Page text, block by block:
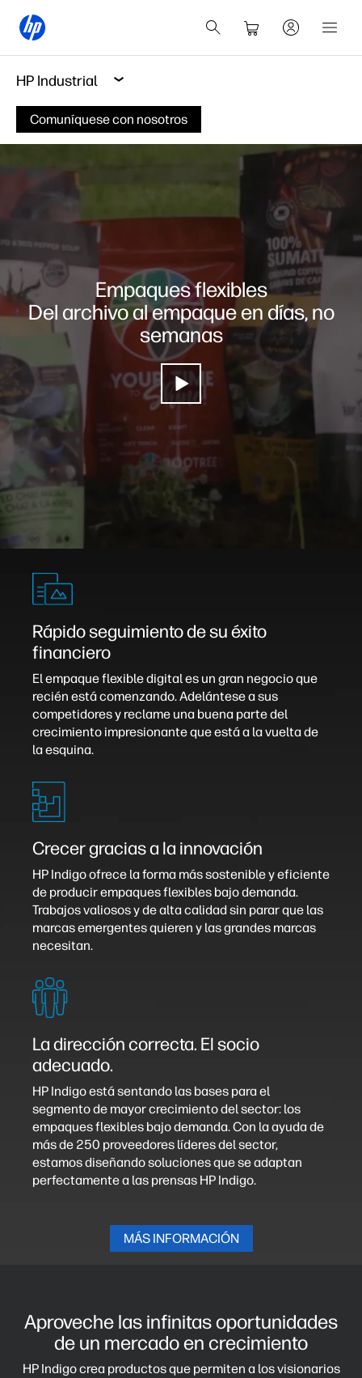
HP Industrial
Comuníquese con nosotros
Empaques flexibles
Del archivo al empaque en días, no
semanas
Rápido seguimiento de su éxito
financiero
El empaque flexible digital es un gran negocio que
recién está comenzando. Adelántese a sus
competidores y reclame una buena parte del
crecimiento impresionante que está a la vuelta de
la esquina.
Crecer gracias a la innovación
HP Indigo ofrece la forma más sostenible y eficiente
de producir empaques flexibles bajo demanda.
Trabajos valiosos y de alta calidad sin parar que las
marcas emergentes quieren y las grandes marcas
necesitan.
La dirección correcta. El socio
adecuado.
HP Indigo está sentando las bases para el
segmento de mayor crecimiento del sector: los
empaques flexibles bajo demanda. Con la ayuda de
más de 250 proveedores líderes del sector,
estamos diseñando soluciones que se adaptan
perfectamente a las prensas HP Indigo.
MÁS INFORMACIÓN
Aproveche las infinitas oportunidades
de un mercado en crecimiento
HP Indigo crea productos que permiten a los visionarios